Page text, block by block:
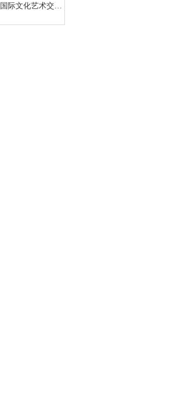
米南阳老师为《中国国际文化艺术交流网》题名